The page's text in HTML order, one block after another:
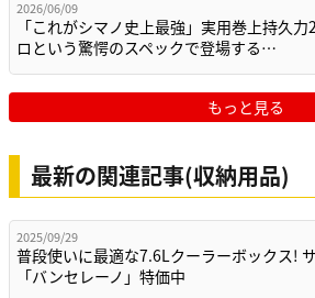
2026/06/09
「これがシマノ史上最強」実用巻上持久力
ロという驚愕のスペックで登場する…
もっと見る
最新の関連記事(収納用品)
2025/09/29
普段使いに最適な7.6Lクーラーボックス!
「バンセレーノ」特価中